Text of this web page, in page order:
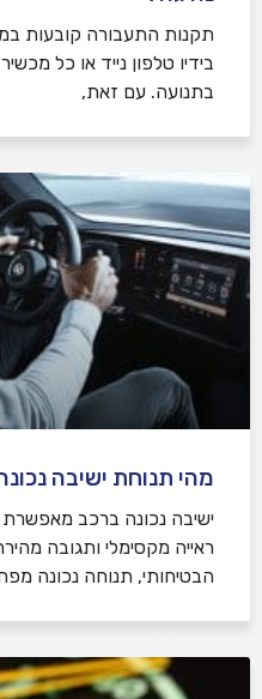
תקנות התעבורה קובעות
בידיו טלפון נייד או כל
בתנועה. עם זאת,
מהי תנוחת ישיבה
ישיבה נכונה ברכב
ראייה מקסימלי ותגובה
הבטיחותי, תנוחה נכונה